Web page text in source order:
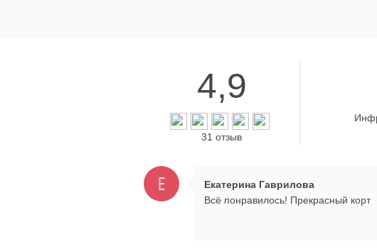
4,9
31 отзыв
Е Екатерина Гаврилова
Всё понравилось! Прекрасный корт